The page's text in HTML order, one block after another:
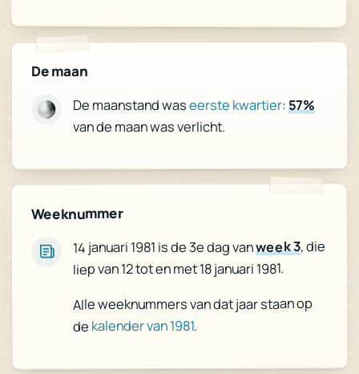
De maan
De maanstand waseerste kwartier:57%
van de maan was verlicht.
Weeknummer
14 januari 1981 is de 3e dag vanweek 3, die
liep van 12 tot en met 18 januari 1981.
Alle weeknummers van dat jaar staan op
de kalender van 1981.